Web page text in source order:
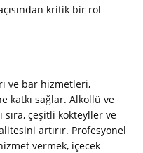
kritik bir rol
ve bar hizmetleri,
katkı sağlar. Alkollü ve
sıra, çeşitli kokteyller ve
artırır. Profesyonel
vermek, içecek